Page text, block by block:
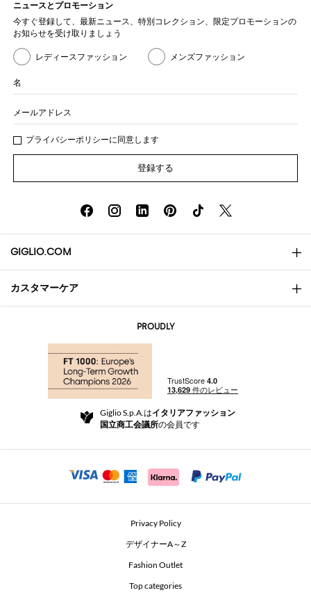
ニュースとプロモーション
今すぐ登録して、最新ニュース、特別コレクション、限定プロモーションの
お知らせを受け取りましょう
レディースファッション メンズファッション
名
メールアドレス
プライバシーポリシーに同意します
登録する
GIGLIO.COM
会社概要
Community Store
Beauty Seekers VIP Club
カスタマーケア
返品と返金
For a safe shopping experience
Security Communication
PROUDLY
Giglio S.p.A.はイタリアファッション
国立商工会議所の会員です
Privacy Policy
デザイナーA～Z
Fashion Outlet
Top categories